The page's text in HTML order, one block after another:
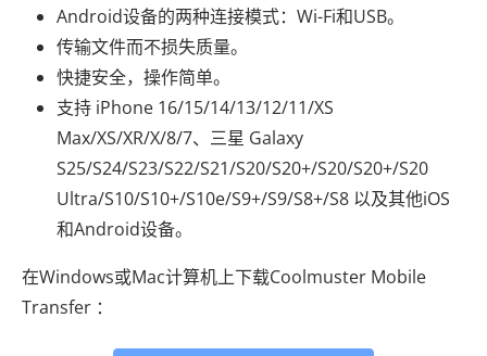
Android设备的两种连接模式：Wi-Fi和USB。
传输文件而不损失质量。
快捷安全，操作简单。
支持 iPhone 16/15/14/13/12/11/XS
Max/XS/XR/X/8/7、三星 Galaxy
S25/S24/S23/S22/S21/S20/S20+/S20/S20+/S20
Ultra/S10/S10+/S10e/S9+/S9/S8+/S8 以及其他iOS
和Android设备。
在Windows或Mac计算机上下载Coolmuster Mobile
Transfer ：